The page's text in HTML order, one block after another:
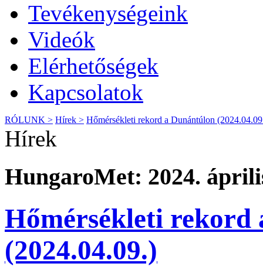
Tevékenységeink
Videók
Elérhetőségek
Kapcsolatok
RÓLUNK > Hírek > Hőmérsékleti rekord a Dunántúlon
Hírek
HungaroMet: 2024.
Hőmérsékleti rekord
(2024.04.09.)